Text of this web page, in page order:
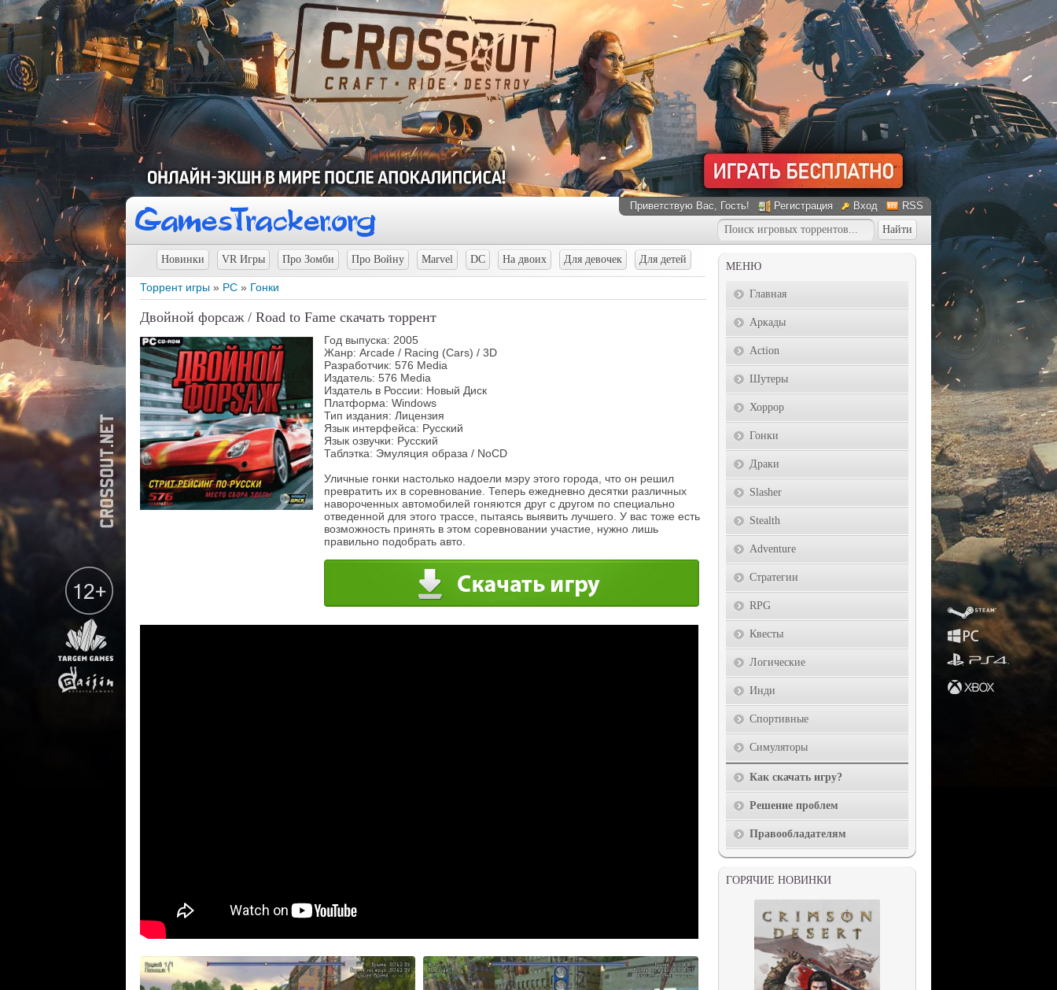
Приветствую Вас, Гость! Регистрация Вход RSS
Новинки VR Игры Про Зомби Про Войну Marvel DC На двоих Для девочек Для детей
Торрент игры » PC » Гонки
Двойной форсаж / Road to Fame скачать торрент
Год выпуска: 2005
Жанр: Arcade / Racing (Cars) / 3D
Разработчик: 576 Media
Издатель: 576 Media
Издатель в России: Новый Диск
Платформа: Windows
Тип издания: Лицензия
Язык интерфейса: Русский
Язык озвучки: Русский
Таблэтка: Эмуляция образа / NoCD
Уличные гонки настолько надоели мэру этого города, что он решил
превратить их в соревнование. Теперь ежедневно десятки различных
навороченных автомобилей гоняются друг с другом по специально
отведенной для этого трассе, пытаясь выявить лучшего. У вас тоже есть
возможность принять в этом соревновании участие, нужно лишь
правильно подобрать авто.
МЕНЮ
Главная
Аркады
Action
Шутеры
Хоррор
Гонки
Драки
Slasher
Stealth
Adventure
Стратегии
RPG
Квесты
Логические
Инди
Спортивные
Симуляторы
Как скачать игру?
Решение проблем
Правообладателям
ГОРЯЧИЕ НОВИНКИ